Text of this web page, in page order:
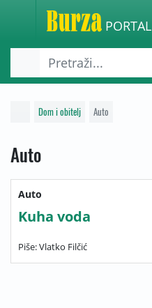
PORTAL
Dom i obitelj Auto
Auto
Auto
Kuha voda
Piše: Vlatko Filčić